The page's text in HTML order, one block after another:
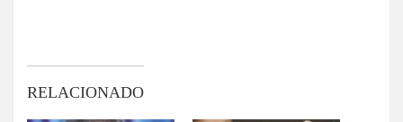
RELACIONADO